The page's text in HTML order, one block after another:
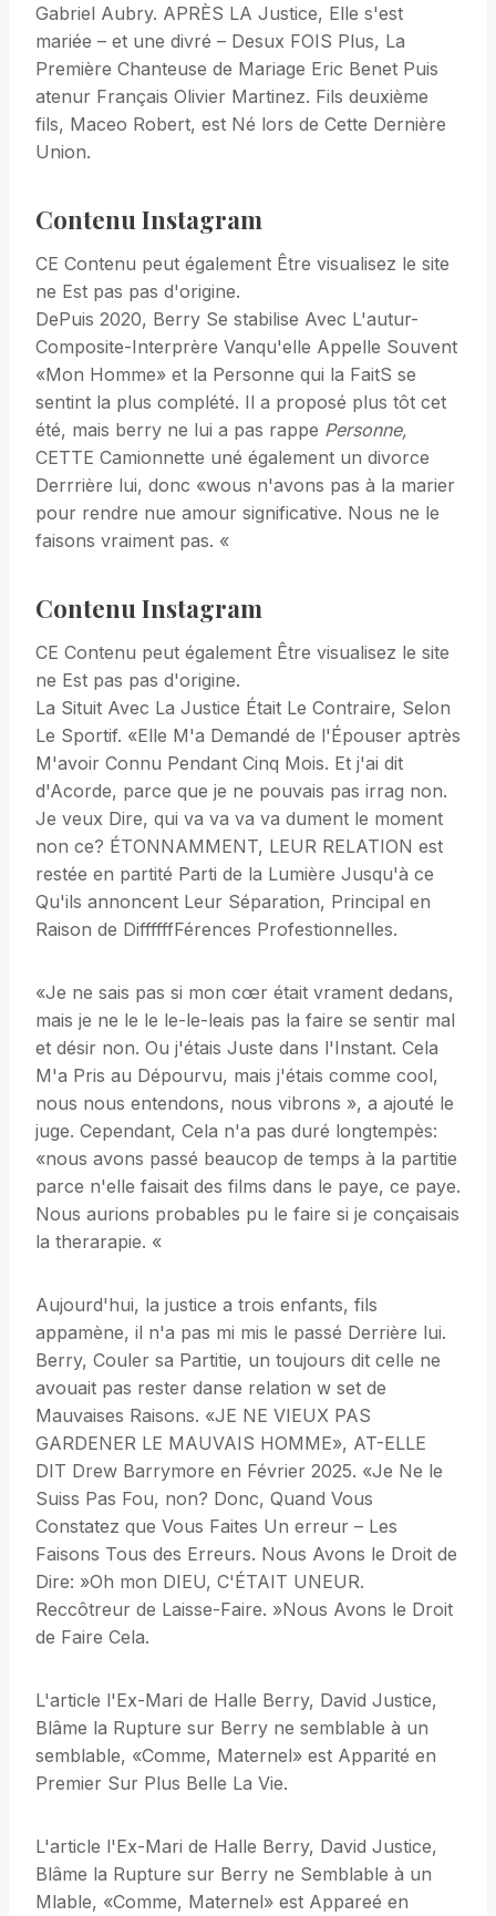
Gabriel Aubry. APRÈS LA Justice, Elle s'est
mariée – et une divré – Desux FOIS Plus, La
Première Chanteuse de Mariage Eric Benet Puis
atenur Français Olivier Martinez. Fils deuxième
fils, Maceo Robert, est Né lors de Cette Dernière
Union.
Contenu Instagram
CE Contenu peut également Être visualisez le site
ne Est pas pas d'origine.
DePuis 2020, Berry Se stabilise Avec L'autur-
Composite-Interprère Vanqu'elle Appelle Souvent
«Mon Homme» et la Personne qui la FaitS se
sentint la plus complété. Il a proposé plus tôt cet
été, mais berry ne lui a pas rappe Personne,
CETTE Camionnette uné également un divorce
Derrrière lui, donc «wous n'avons pas à la marier
pour rendre nue amour significative. Nous ne le
faisons vraiment pas. «
Contenu Instagram
CE Contenu peut également Être visualisez le site
ne Est pas pas d'origine.
La Situit Avec La Justice Était Le Contraire, Selon
Le Sportif. «Elle M'a Demandé de l'Épouser aptrès
M'avoir Connu Pendant Cinq Mois. Et j'ai dit
d'Acorde, parce que je ne pouvais pas irrag non.
Je veux Dire, qui va va va va dument le moment
non ce? ÉTONNAMMENT, LEUR RELATION est
restée en partité Parti de la Lumière Jusqu'à ce
Qu'ils annoncent Leur Séparation, Principal en
Raison de DiffffffFérences Profestionnelles.
«Je ne sais pas si mon cœr était vrament dedans,
mais je ne le le le-le-leais pas la faire se sentir mal
et désir non. Ou j'étais Juste dans l'Instant. Cela
M'a Pris au Dépourvu, mais j'étais comme cool,
nous nous entendons, nous vibrons », a ajouté le
juge. Cependant, Cela n'a pas duré longtempès:
«nous avons passé beaucop de temps à la partitie
parce n'elle faisait des films dans le paye, ce paye.
Nous aurions probables pu le faire si je conçaisais
la therarapie. «
Aujourd'hui, la justice a trois enfants, fils
appamène, il n'a pas mi mis le passé Derrière lui.
Berry, Couler sa Partitie, un toujours dit celle ne
avouait pas rester danse relation w set de
Mauvaises Raisons. «JE NE VIEUX PAS
GARDENER LE MAUVAIS HOMME», AT-ELLE
DIT Drew Barrymore en Février 2025. «Je Ne le
Suiss Pas Fou, non? Donc, Quand Vous
Constatez que Vous Faites Un erreur – Les
Faisons Tous des Erreurs. Nous Avons le Droit de
Dire: »Oh mon DIEU, C'ÉTAIT UNEUR.
Reccôtreur de Laisse-Faire. »Nous Avons le Droit
de Faire Cela.
L'article l'Ex-Mari de Halle Berry, David Justice,
Blâme la Rupture sur Berry ne semblable à un
semblable, «Comme, Maternel» est Apparité en
Premier Sur Plus Belle La Vie.
L'article l'Ex-Mari de Halle Berry, David Justice,
Blâme la Rupture sur Berry ne Semblable à un
Mlable, «Comme, Maternel» est Appareé en